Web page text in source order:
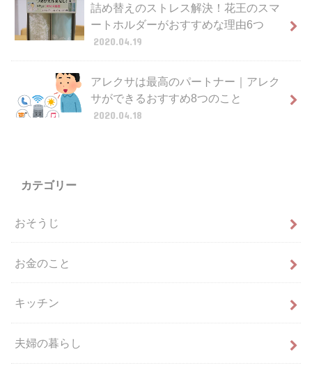
詰め替えのストレス解決！花王のスマ
ートホルダーがおすすめな理由6つ
2020.04.19
アレクサは最高のパートナー｜アレク
サができるおすすめ8つのこと
2020.04.18
カテゴリー
おそうじ
お金のこと
キッチン
夫婦の暮らし